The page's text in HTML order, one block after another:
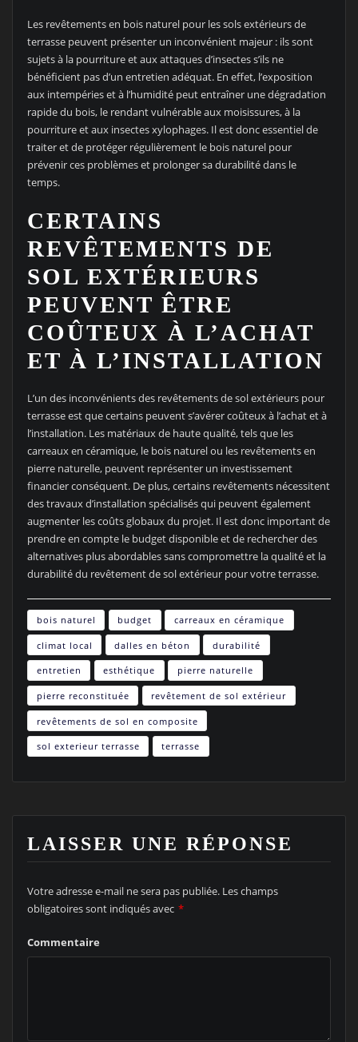
Les revêtements en bois naturel pour les sols extérieurs de
terrasse peuvent présenter un inconvénient majeur : ils sont
sujets à la pourriture et aux attaques d’insectes s’ils ne
bénéficient pas d’un entretien adéquat. En effet, l’exposition
aux intempéries et à l’humidité peut entraîner une dégradation
rapide du bois, le rendant vulnérable aux moisissures, à la
pourriture et aux insectes xylophages. Il est donc essentiel de
traiter et de protéger régulièrement le bois naturel pour
prévenir ces problèmes et prolonger sa durabilité dans le
temps.
CERTAINS
REVÊTEMENTS DE
SOL EXTÉRIEURS
PEUVENT ÊTRE
COÛTEUX À L’ACHAT
ET À L’INSTALLATION
L’un des inconvénients des revêtements de sol extérieurs pour
terrasse est que certains peuvent s’avérer coûteux à l’achat et à
l’installation. Les matériaux de haute qualité, tels que les
carreaux en céramique, le bois naturel ou les revêtements en
pierre naturelle, peuvent représenter un investissement
financier conséquent. De plus, certains revêtements nécessitent
des travaux d’installation spécialisés qui peuvent également
augmenter les coûts globaux du projet. Il est donc important de
prendre en compte le budget disponible et de rechercher des
alternatives plus abordables sans compromettre la qualité et la
durabilité du revêtement de sol extérieur pour votre terrasse.
bois naturel budget carreaux en céramique
climat local dalles en béton durabilité
entretien esthétique pierre naturelle
pierre reconstituée revêtement de sol extérieur
revêtements de sol en composite
sol exterieur terrasse terrasse
LAISSER UNE RÉPONSE
Votre adresse e-mail ne sera pas publiée. Les champs
obligatoires sont indiqués avec *
Commentaire